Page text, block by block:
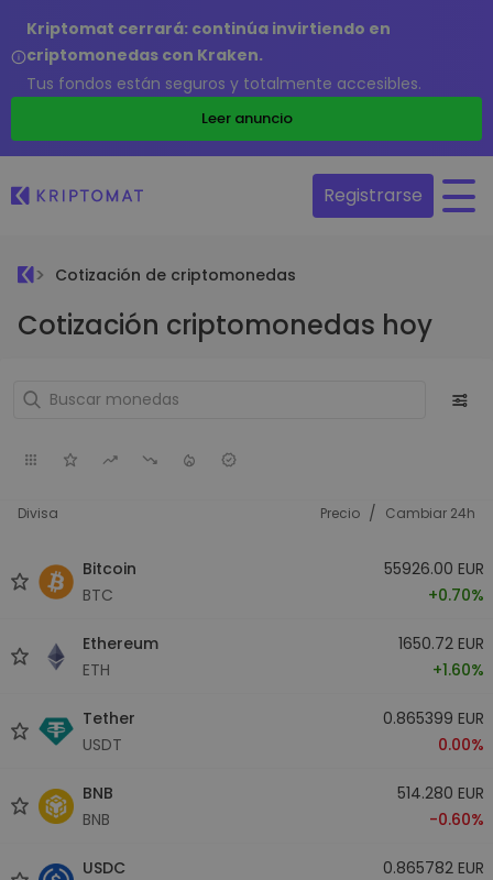
Kriptomat cerrará: continúa invirtiendo en
criptomonedas con Kraken.
Tus fondos están seguros y totalmente accesibles.
Leer anuncio
Registrarse
Cotización de criptomonedas
Cotización criptomonedas hoy
Divisa Precio / Cambiar 24h
Bitcoin
BTC
55926.00 EUR
+0.70%
Ethereum
ETH
1650.72 EUR
+1.60%
Tether
USDT
0.865399 EUR
0.00%
BNB
BNB
514.280 EUR
-0.60%
USDC
0.865782 EUR